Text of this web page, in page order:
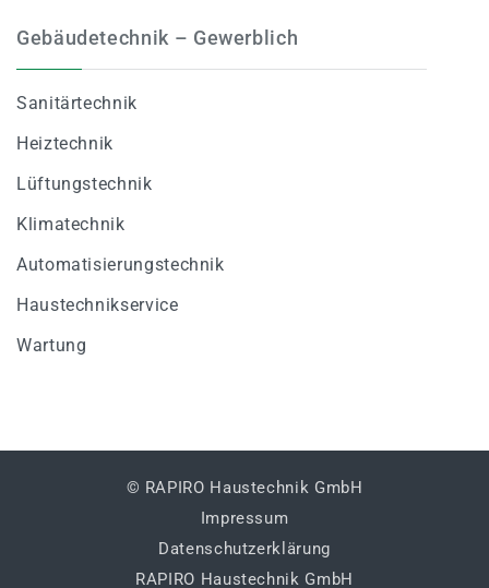
Gebäudetechnik – Gewerblich
Sanitärtechnik
Heiztechnik
Lüftungstechnik
Klimatechnik
Automatisierungstechnik
Haustechnikservice
Wartung
© RAPIRO Haustechnik GmbH
Impressum
Datenschutzerklärung
RAPIRO Haustechnik GmbH